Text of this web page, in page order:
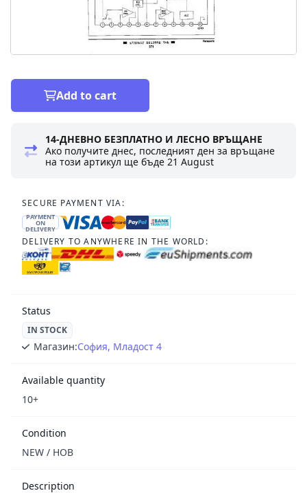
Add to cart
14-ДНЕВНО БЕЗПЛАТНО И ЛЕСНО ВРЪЩАНЕ
Ако получите днес, последният ден за връщане
на този артикул ще бъде21 August
SECURE PAYMENT VIA:
PAYMENT
ON
DELIVERY
DELIVERY TO ANYWHERE IN THE WORLD:
Status
IN STOCK
Магазин:София, Младост 4
Available quantity
10+
Condition
NEW / НОВ
Description